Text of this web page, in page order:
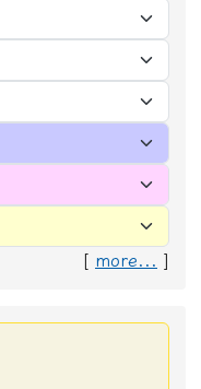
[ more... ]